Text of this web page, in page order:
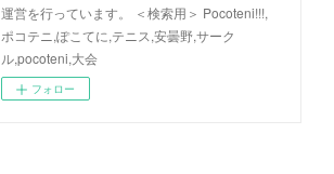
運営を行っています。 ＜検索用＞ Pocoteni!!!,
ポコテニ,ぽこてに,テニス,安曇野,サーク
ル,pocoteni,大会
フォロー